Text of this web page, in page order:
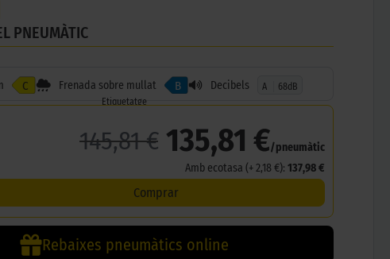
PNEUMÀTIC
C Frenada sobre mullat B Decibels A
68dB
Etiquetatge
145,81 € 135,81 €/pneumàtic
Amb ecotasa (+ 2,18 €): 137,98 €
Comprar
Rebaixes pneumàtics online